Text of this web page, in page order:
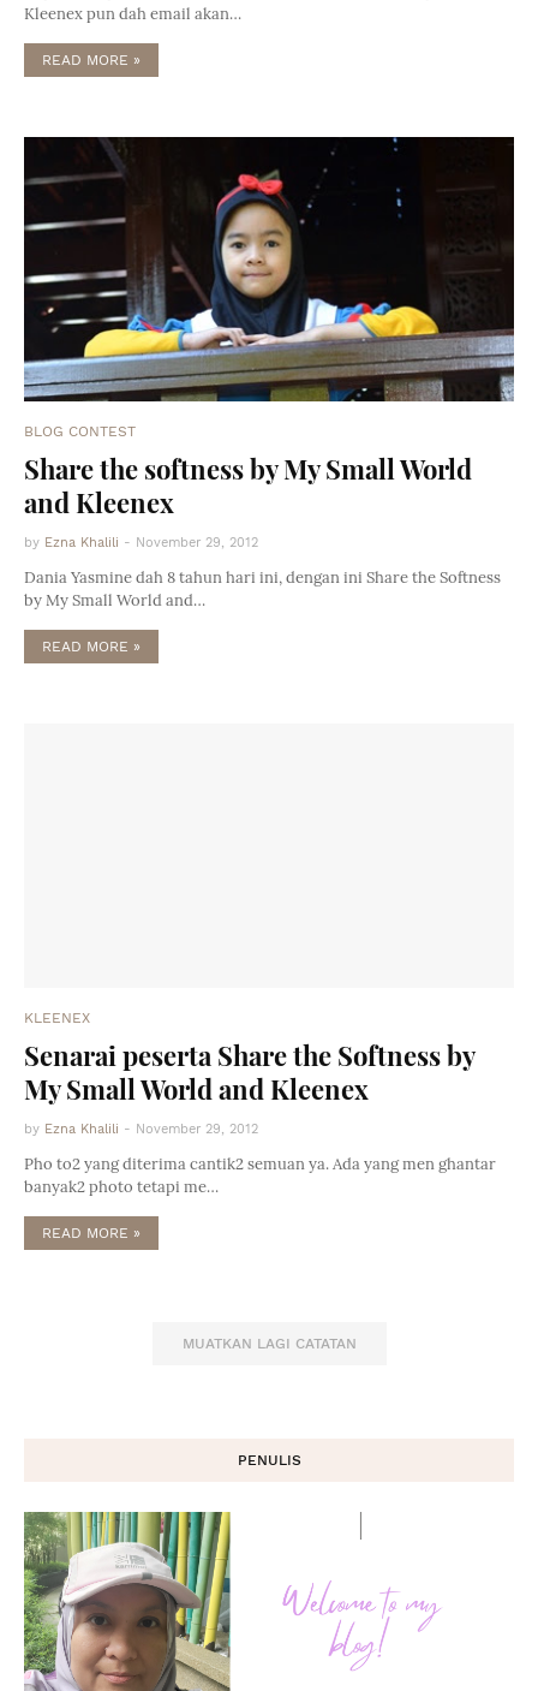
Kleenex pun dah email akan…
READ MORE »
BLOG CONTEST
Share the softness by My Small World
and Kleenex
by Ezna Khalili - November 29, 2012
Dania Yasmine dah 8 tahun hari ini, dengan ini Share the Softness
by My Small World and…
READ MORE »
KLEENEX
Senarai peserta Share the Softness by
My Small World and Kleenex
by Ezna Khalili - November 29, 2012
Pho to2 yang diterima cantik2 semuan ya. Ada yang men ghantar
banyak2 photo tetapi me…
READ MORE »
MUATKAN LAGI CATATAN
PENULIS